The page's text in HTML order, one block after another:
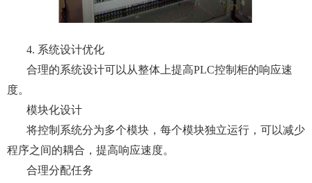
4. 系统设计优化
合理的系统设计可以从整体上提高PLC控制柜的响应速
度。
模块化设计
将控制系统分为多个模块，每个模块独立运行，可以减少
程序之间的耦合，提高响应速度。
合理分配任务